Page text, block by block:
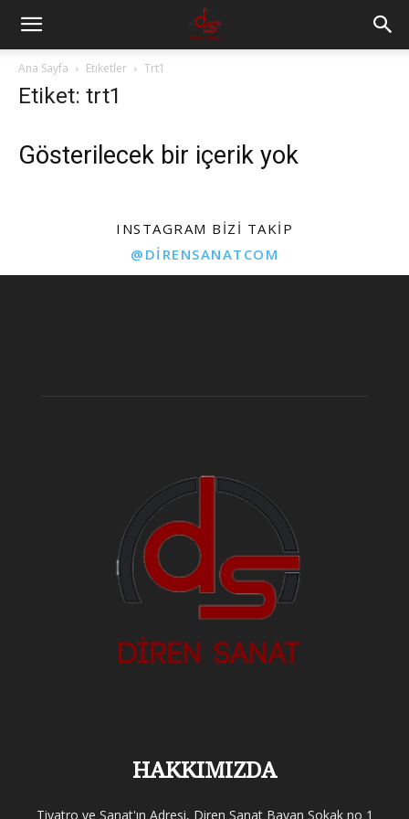
Ana Sayfa Etiketler Trt1
Etiket: trt1
Gösterilecek bir içerik yok
INSTAGRAM BIZI TAKIP
@DIRENSANATCOM
HAKKIMIZDA
Tiyatro ve Sanat'ın Adresi, Diren Sanat Bayan Sokak no 1